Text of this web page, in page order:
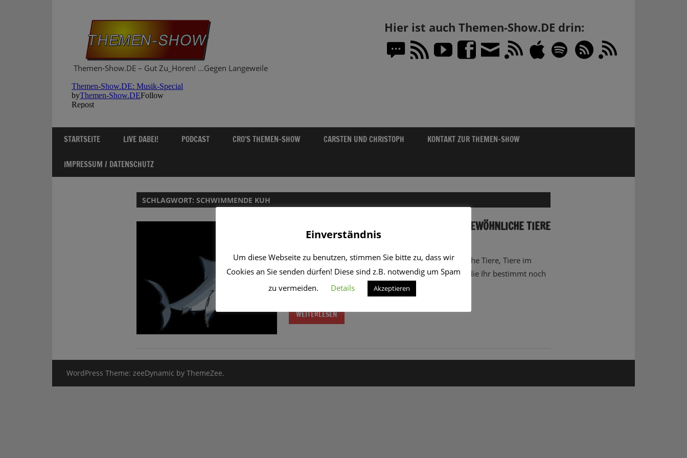
Themen-Show.DE – Gut Zu_Hören! …Gegen Langeweile
Hier ist auch Themen-Show.DE drin:
STARTSEITE LIVE DABEI! PODCAST CRO’S THEMEN-SHOW CARSTEN UND CHRISTOPH KONTAKT ZUR THEMEN-SHOW
IMPRESSUM / DATENSCHUTZ
SCHLAGWORT:SCHWIMMENDE KUH
05.08.2024 – DIE THEMEN-SHOW ÜBER UNGEWÖHNLICHE TIERE
5. August 2024 CRo
Sendungsinfo
Luna und Christoph präsentieren Euch ungewöhnliche Tiere, Tiere im
ungewöhnlichen Fähigkeite und Fakten über Tiere, die Ihr bestimmt noch
nicht kanntet.
WEITERLESEN
WordPress Theme: zeeDynamic by ThemeZee.
Einverständnis
Um diese Webseite zu benutzen, stimmen Sie bitte zu, dass wir
Cookies an Sie senden dürfen! Diese sind z.B. notwendig um Spam
zu vermeiden.
Details Akzeptieren